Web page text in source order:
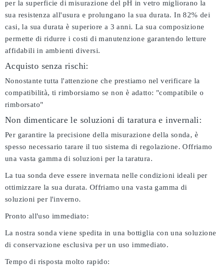
per la superficie di misurazione del pH in vetro migliorano la
sua resistenza all'usura e prolungano la sua durata. In 82% dei
casi, la sua durata è superiore a 3 anni. La sua composizione
permette di ridurre i costi di manutenzione garantendo letture
affidabili in ambienti diversi.
Acquisto senza rischi:
Nonostante tutta l'attenzione che prestiamo nel verificare la
compatibilità, ti rimborsiamo se non è adatto: "compatibile o
rimborsato"
Non dimenticare le soluzioni di taratura e invernali:
Per garantire la precisione della misurazione della sonda, è
spesso necessario tarare il tuo sistema di regolazione. Offriamo
una vasta gamma di soluzioni per la taratura.
La tua sonda deve essere invernata nelle condizioni ideali per
ottimizzare la sua durata. Offriamo una vasta gamma di
soluzioni per l'inverno.
Pronto all'uso immediato:
La nostra sonda viene spedita in una bottiglia con una soluzione
di conservazione esclusiva per un uso immediato.
Tempo di risposta molto rapido: